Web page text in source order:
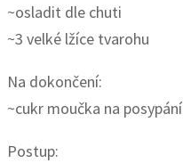
~osladit dle chuti
~3 velké lžíce tvarohu
Na dokončení:
~cukr moučka na posypání
Postup: